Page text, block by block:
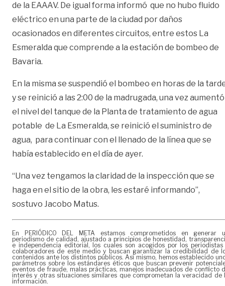
de la EAAAV. De igual forma informó que no hubo fluido
eléctrico en una parte de la ciudad por daños
ocasionados en diferentes circuitos, entre estos La
Esmeralda que comprende a la estación de bombeo de
Bavaria.
En la misma se suspendió el bombeo en horas de la
y se reinició a las 2:00 de la madrugada, una vez aumentó
el nivel del tanque de la Planta de tratamiento de agua
potable de La Esmeralda, se reinició el suministro de
agua, para continuar con el llenado de la línea que se
había establecido en el día de ayer.
“Una vez tengamos la claridad de la inspección que se
haga en el sitio de la obra, les estaré informando”,
sostuvo Jacobo Matus.
En PERIÓDICO DEL META estamos comprometidos en generar
periodismo de calidad, ajustado a principios de honestidad,
e independencia editorial, los cuales son acogidos por los periodistas
colaboradores de este medio y buscan garantizar la credibilidad de
contenidos ante los distintos públicos. Así mismo, hemos establecido
parámetros sobre los estándares éticos que buscan prevenir
eventos de fraude, malas prácticas, manejos inadecuados de conflicto
interés y otras situaciones similares que comprometan la veracidad de
información.